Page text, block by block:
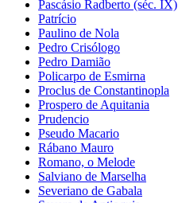
Pascásio Radberto (séc. IX)
Patrício
Paulino de Nola
Pedro Crisólogo
Pedro Damião
Policarpo de Esmirna
Proclus de Constantinopla
Prospero de Aquitania
Prudencio
Pseudo Macario
Rábano Mauro
Romano, o Melode
Salviano de Marselha
Severiano de Gabala